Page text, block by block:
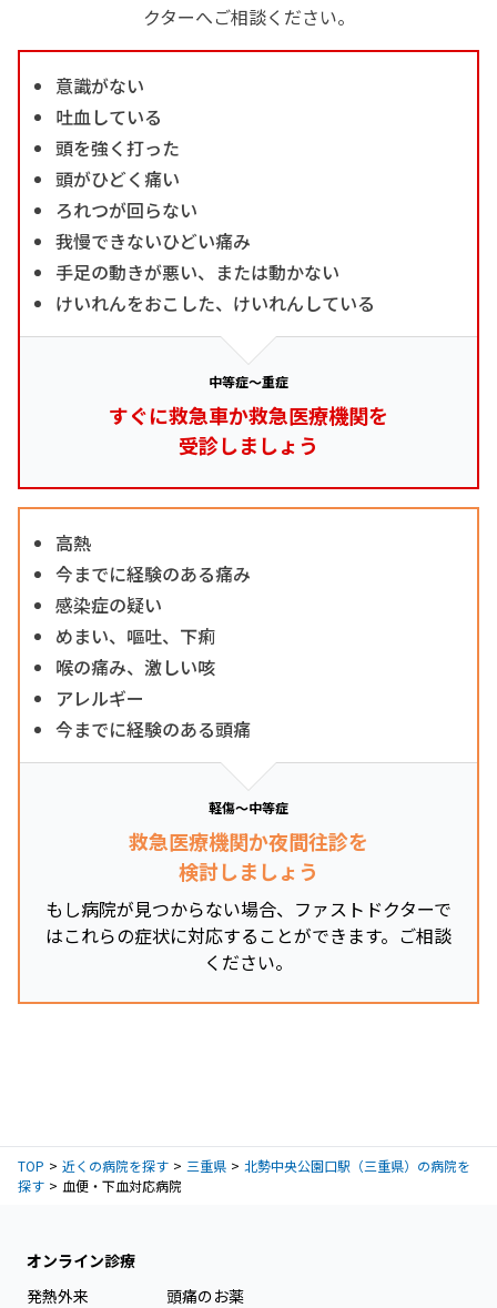
クターへご相談ください。
意識がない
吐血している
頭を強く打った
頭がひどく痛い
ろれつが回らない
我慢できないひどい痛み
手足の動きが悪い、または動かない
けいれんをおこした、けいれんしている
中等症～重症
すぐに救急車か救急医療機関を
受診しましょう
高熱
今までに経験のある痛み
感染症の疑い
めまい、嘔吐、下痢
喉の痛み、激しい咳
アレルギー
今までに経験のある頭痛
軽傷～中等症
救急医療機関か夜間往診を
検討しましょう
もし病院が見つからない場合、ファストドクターで
はこれらの症状に対応することができます。ご相談
ください。
TOP 近くの病院を探す 三重県
北勢中央公園口駅（三重県）の病院を
探す
血便・下血対応病院
オンライン診療
発熱外来
頭痛のお薬